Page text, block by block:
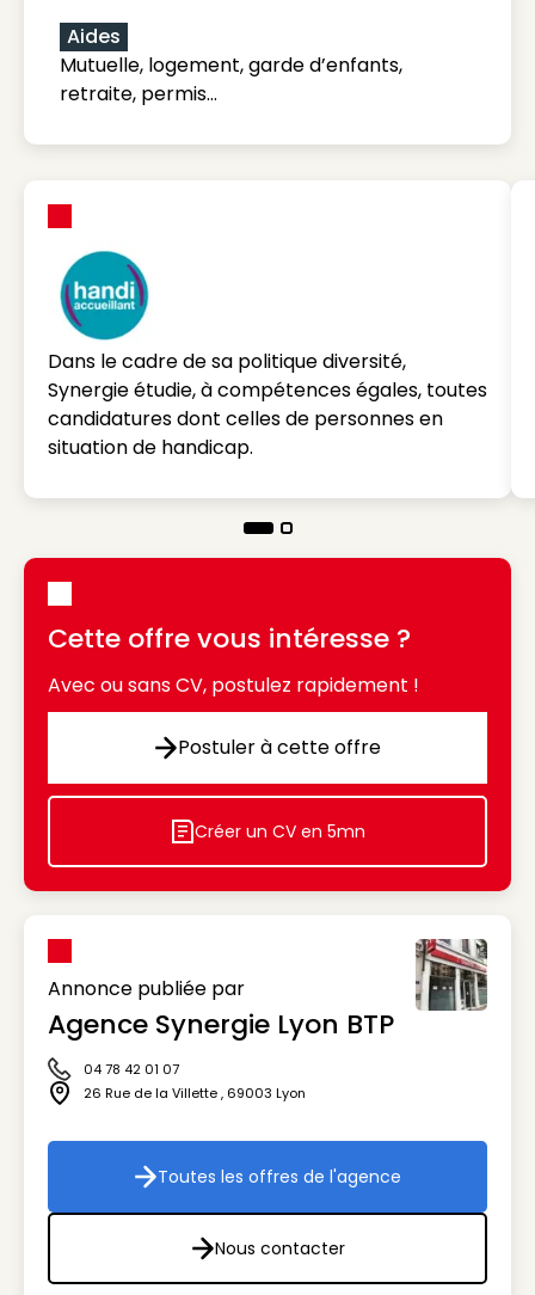
Aides
Mutuelle, logement, garde d’enfants,
retraite, permis…
Dans le cadre de sa politique diversité,
Synergie étudie, à compétences égales, toutes
candidatures dont celles de personnes en
situation de handicap.
Cette offre vous intéresse ?
Avec ou sans CV, postulez rapidement !
Postuler à cette offre
Postuler à cette offre
Icon decorative
Créer un CV en 5mn
Annonce publiée par
Agence Synergie Lyon BTP
Icône téléphone
04 78 42 01 07
Icône adresse
26 Rue de la Villette, 69003 Lyon
Toutes les offres de l'agence
Toutes les offres de l'agence
Nous contacter
Nous contacter